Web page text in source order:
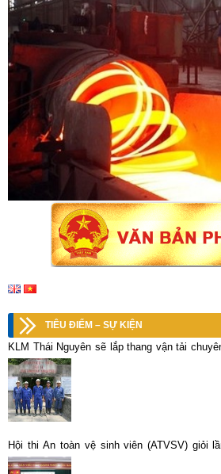
TIÊU ĐIỂM – SỰ KIỆN
KLM Thái Nguyên sẽ lắp thang vận tải
cho thợ lò Làng Hích
Hội thi An toàn vệ sinh viên (ATVSV) giỏi
hiệu quả công tác đảm bảo an toàn, vệ sinh